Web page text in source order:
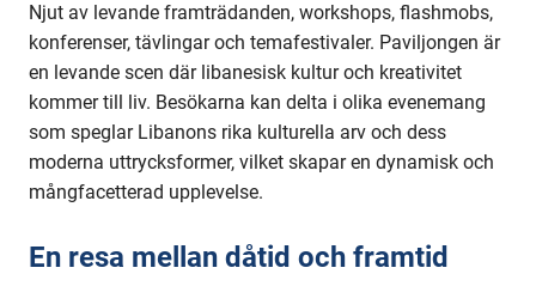
Njut av levande framträdanden, workshops, flashmobs,
konferenser, tävlingar och temafestivaler. Paviljongen är
en levande scen där libanesisk kultur och kreativitet
kommer till liv. Besökarna kan delta i olika evenemang
som speglar Libanons rika kulturella arv och dess
moderna uttrycksformer, vilket skapar en dynamisk och
mångfacetterad upplevelse.
En resa mellan dåtid och framtid